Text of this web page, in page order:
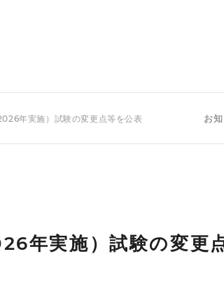
年実施）試験の変更点等を公表 お
年実施）試験の変更